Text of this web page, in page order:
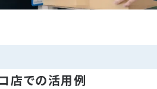
店での活用例